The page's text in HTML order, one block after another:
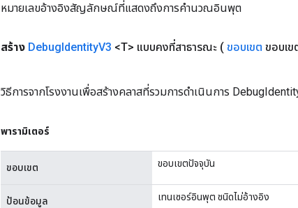
หมายเลขอ้างอิงสัญลักษณ์ที่แสดงถึงการคำนวณอินพุต
สร้าง DebugIdentityV3 <T> แบบคงที่สาธารณะ ( ขอบเขต ขอบเ
วิธีการจากโรงงานเพื่อสร้างคลาสที่รวมการดำเนินการ
พารามิเตอร์
ขอบเขต ขอบเขตปัจจุบัน
ป้อนข้อมูล เทนเซอร์อินพุต ชนิดไม่อ้างอิง